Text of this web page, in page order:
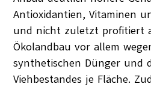
Antioxidantien, Vitaminen
und nicht zuletzt profitiert
Ökolandbau vor allem
synthetischen Dünger und
Viehbestandes je Fläche.